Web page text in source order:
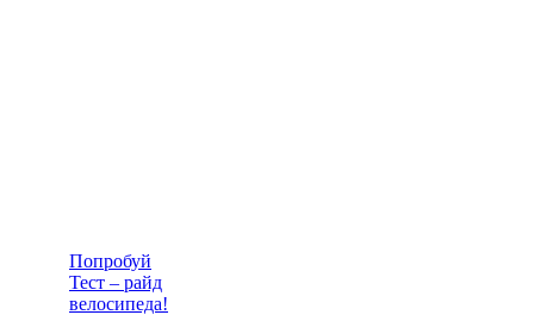
Попробуй
Тест – райд
велосипеда!